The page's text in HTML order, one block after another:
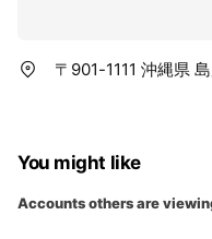
〒901-1111 沖縄県
You might like
Accounts others are